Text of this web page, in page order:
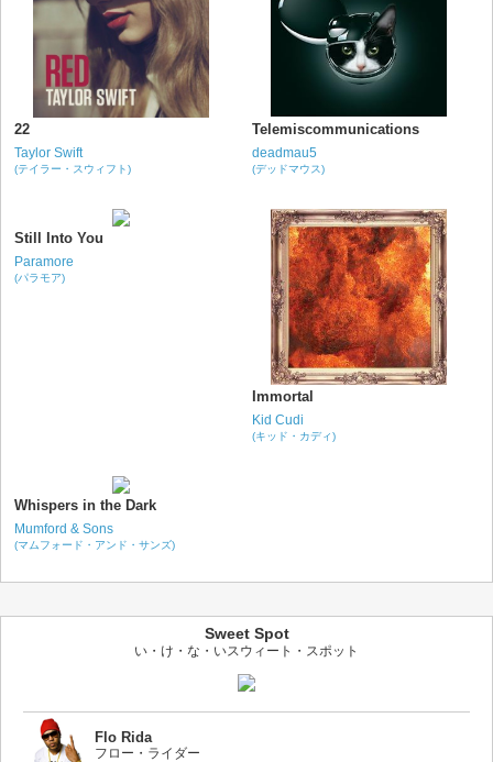
22
Taylor Swift
(テイラー・スウィフト)
Telemiscommunications
deadmau5
(デッドマウス)
Still Into You
Paramore
(パラモア)
Immortal
Kid Cudi
(キッド・カディ)
Whispers in the Dark
Mumford & Sons
(マムフォード・アンド・サンズ)
Sweet Spot
い・け・な・いスウィート・スポット
Flo Rida
フロー・ライダー